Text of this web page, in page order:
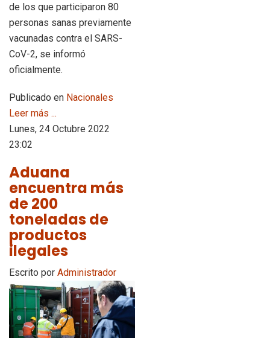
de los que participaron 80
personas sanas previamente
vacunadas contra el SARS-
CoV-2, se informó
oficialmente.
Publicado en Nacionales
Leer más ...
Lunes, 24 Octubre 2022
23:02
Aduana
encuentra más
de 200
toneladas de
productos
ilegales
Escrito por Administrador